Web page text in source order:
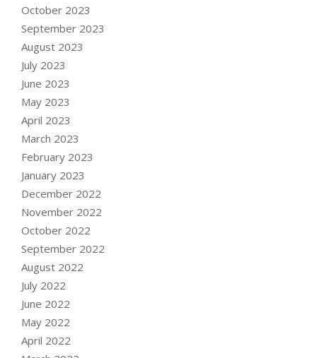
October 2023
September 2023
August 2023
July 2023
June 2023
May 2023
April 2023
March 2023
February 2023
January 2023
December 2022
November 2022
October 2022
September 2022
August 2022
July 2022
June 2022
May 2022
April 2022